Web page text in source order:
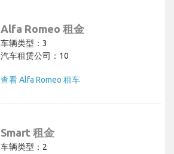
Alfa Romeo 租金
车辆类型：3
汽车租赁公司：10
查看 Alfa Romeo 租车
Smart 租金
车辆类型：2